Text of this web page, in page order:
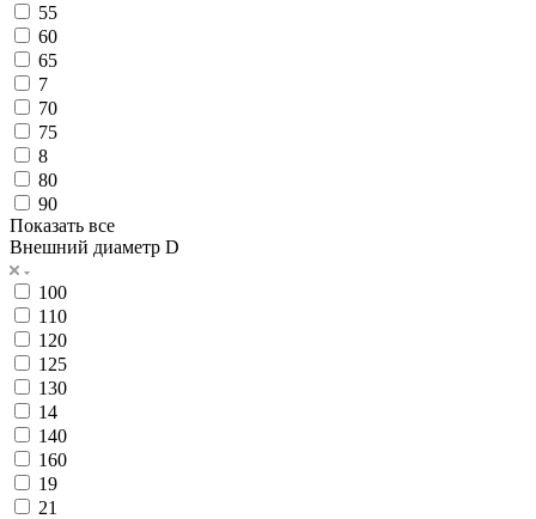
55
60
65
7
70
75
8
80
90
Показать все
Внешний диаметр D
100
110
120
125
130
14
140
160
19
21